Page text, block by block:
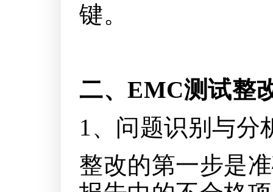
键。
二、EMC测试整
1、问题识别与分
整改的第一步是